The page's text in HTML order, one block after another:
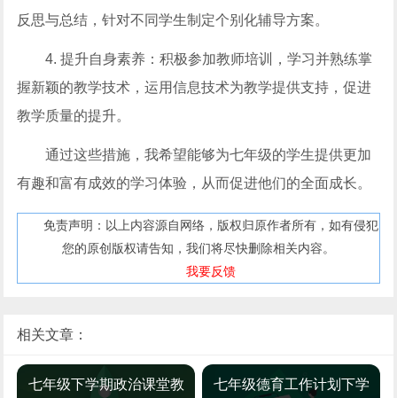
反思与总结，针对不同学生制定个别化辅导方案。
4. 提升自身素养：积极参加教师培训，学习并熟练掌
握新颖的教学技术，运用信息技术为教学提供支持，促进
教学质量的提升。
通过这些措施，我希望能够为七年级的学生提供更加
有趣和富有成效的学习体验，从而促进他们的全面成长。
免责声明：以上内容源自网络，版权归原作者所有，如有侵犯
您的原创版权请告知，我们将尽快删除相关内容。
我要反馈
相关文章：
七年级下学期政治课堂教
七年级德育工作计划下学